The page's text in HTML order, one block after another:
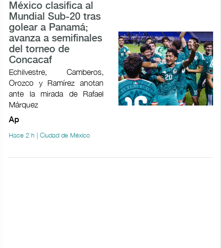
México clasifica al
Mundial Sub-20 tras
golear a Panamá;
avanza a semifinales
del torneo de
Concacaf
Echilvestre, Camberos,
Orozco y Ramírez anotan
ante la mirada de Rafael
Márquez
Ap
Hace 2 h | Ciudad de México